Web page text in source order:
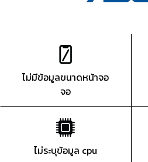
ไม่มีข้อมูลขนาดหน้าจอ
จอ
ไม่ระบุข้อมูล cpu